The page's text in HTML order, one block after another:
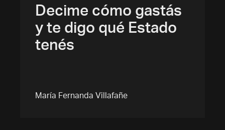
Decime cómo gastás
y te digo qué Estado
tenés
María Fernanda Villafañe